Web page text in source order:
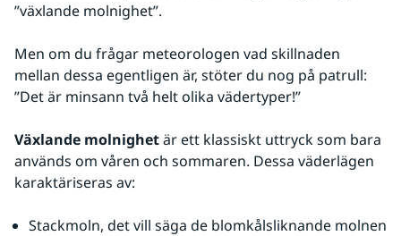
”växlande molnighet”.
Men om du frågar meteorologen vad skillnaden
mellan dessa egentligen är, stöter du nog på patrull:
”Det är minsann två helt olika vädertyper!”
Växlande molnighet är ett klassiskt uttryck som bara
används om våren och sommaren. Dessa väderlägen
karaktäriseras av:
Stackmoln, det vill säga de blomkålsliknande molnen